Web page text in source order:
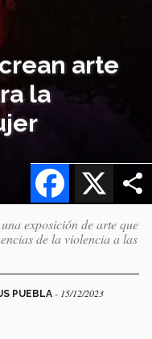
arte
la
X
Facebook
exposición de arte que
de la violencia a las
PUEBLA - 15/12/2023